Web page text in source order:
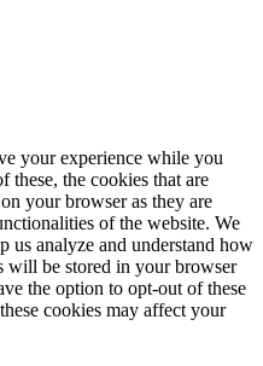
your experience while you
these, the cookies that are
your browser as they are
of the website. We
us analyze and understand how
will be stored in your browser
the option to opt-out of these
cookies may affect your